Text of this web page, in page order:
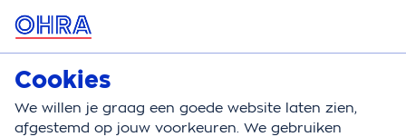
MENU
Doorlopende reisverzekering
Doorlopende reisverzekering Berekenen
Cookies
We willen je graag een goede website laten zien,
afgestemd op jouw voorkeuren. We gebruiken